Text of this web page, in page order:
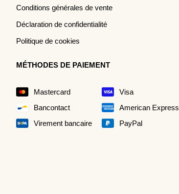
Conditions générales de vente
Déclaration de confidentialité
Politique de cookies
MÉTHODES DE PAIEMENT
Mastercard
Bancontact
Virement bancaire
Visa
American Express
PayPal